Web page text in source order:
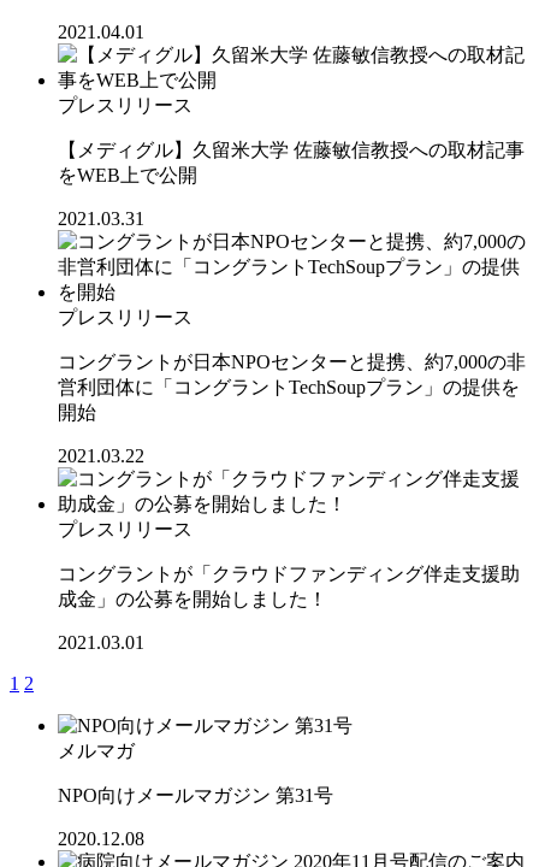
2021.04.01
プレスリリース
【メディグル】久留米大学 佐藤敏信教授への取材記事
をWEB上で公開
2021.03.31
プレスリリース
コングラントが日本NPOセンターと提携、約7,000の非
営利団体に「コングラントTechSoupプラン」の提供を
開始
2021.03.22
プレスリリース
コングラントが「クラウドファンディング伴走支援助
成金」の公募を開始しました！
2021.03.01
1 2
メルマガ
NPO向けメールマガジン 第31号
2020.12.08